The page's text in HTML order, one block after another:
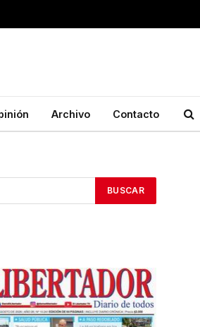
Archivo Contacto